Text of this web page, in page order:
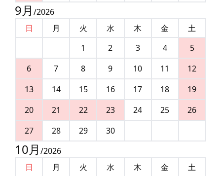
9月 /2026
日
月 火 水 木 金
土
1
2 3 4
5
6
7 8 9 10 11
12
13
14 15 16 17 18
19
20
21 22 23 24 25
26
27
28 29 30
10月 /2026
日
月 火 水 木 金
土